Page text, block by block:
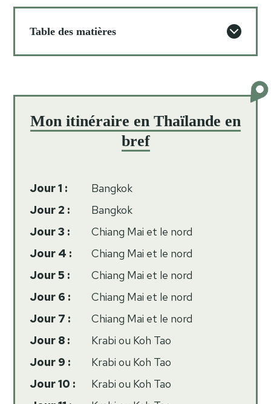
Table des matières
Mon itinéraire en Thaïlande en
bref
Jour 1 :
Bangkok
Jour 2 :
Bangkok
Jour 3 :
Chiang Mai et le nord
Jour 4 :
Chiang Mai et le nord
Jour 5 :
Chiang Mai et le nord
Jour 6 :
Chiang Mai et le nord
Jour 7 :
Chiang Mai et le nord
Jour 8 :
Krabi ou Koh Tao
Jour 9 :
Krabi ou Koh Tao
Jour 10 :
Krabi ou Koh Tao